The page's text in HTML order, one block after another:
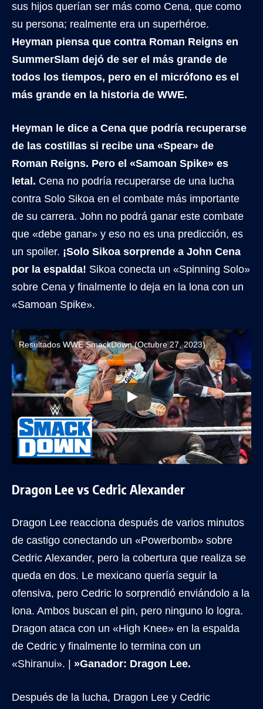
sus hijos querían ser más como Cena, que como
su persona; realmente era un superhéroe.
Heyman piensa que contra Roman Reigns en
SummerSlam dejó de ser el más grande de
todos los tiempos, pero en el micrófono es el
más grande en la historia de WWE.
Heyman le dice a Cena que podría recuperarse
de las costillas si recibe una «Spear» de
Roman Reigns. Pero el «Samoan Spike» es
letal. Cena no podría recuperarse de una lucha
contra Solo Sikoa en el combate más importante
de su carrera. John no podrá ganar este combate
que «debe ganar» y eso no es una predicción, es
un spoiler. ¡Solo Sikoa sorprende a John Cena
por la espalda! Sikoa conecta un «Spinning Solo»
sobre Cena y finalmente lo deja en la lona con un
«Samoan Spike».
Resultados WWE SmackDown (Octubre 27, 2023)
Dragon Lee vs Cedric Alexander
Dragon Lee reacciona después de varios minutos
de castigo conectando un «Powerbomb» sobre
Cedric Alexander, pero la cobertura que realiza se
queda en dos. Le mexicano quería seguir la
ofensiva, pero Cedric lo sorprendió enviándolo a la
lona. Ambos buscan el pin, pero ninguno lo logra.
Dragon ataca con un «High Knee» en la espalda
de Cedric y finalmente lo termina con un
«Shiranui». | »Ganador: Dragon Lee.
Después de la lucha, Dragon Lee y Cedric